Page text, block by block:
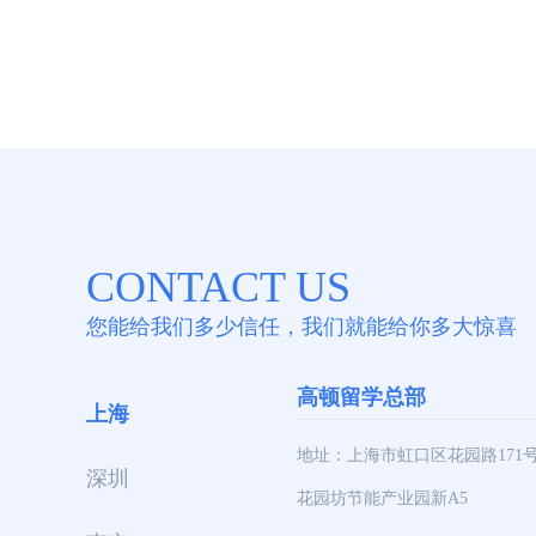
CONTACT US
您能给我们多少信任，我们就能给你多大惊喜
上海
深圳
高顿留学总部
地址：上海市虹口区花园路171
花园坊节能产业园新A5